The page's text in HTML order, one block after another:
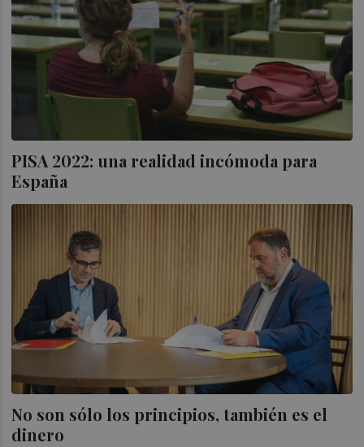
PISA 2022: una realidad incómoda para
España
No son sólo los principios, también es el
dinero